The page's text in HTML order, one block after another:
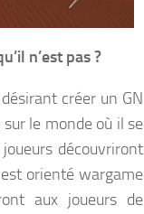
n’est pas ?
créer un GN
le monde où il se
découvriront
orienté wargame
aux joueurs de